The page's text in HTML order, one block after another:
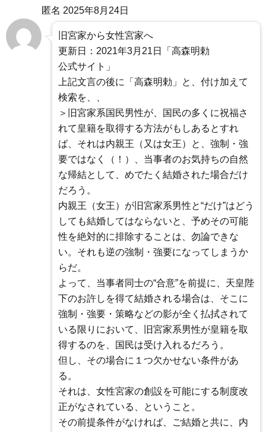
匿名 2025年8月24日
旧宮家から女性宮家へ
更新日：2021年3月21日「高森明勅
公式サイト」
上記文言の後に「高森明勅」と、付け加えて
検索を、、
＞旧宮家系国民男性が、国民の多くに祝福さ
れて皇籍を取得する方法がもしあるとすれ
ば、それは内親王（又は女王）と、強制・強
要ではなく（！）、当事者のお気持ちの自然
な帰結として、めでたく結婚された場合だけ
だろう。
内親王（女王）が旧宮家系男性と“だけ”はどう
しても結婚してはならないと、予めその可能
性を絶対的に排除することは、勿論できな
い。それも逆の強制・強要になってしまうか
らだ。
よって、当事者同士の“合意”を前提に、天皇陛
下のお許しを得て結婚される場合は、そこに
強制・強要・策略などの影が全く払拭されて
いる限りにおいて、旧宮家系男性が皇籍を取
得するのを、国民は受け入れるだろう。
但し、その場合に１つ欠かせない条件があ
る。
それは、女性宮家の創設を可能にする制度改
正がなされている、ということ。
その前提条件がなければ、ご結婚と共に、内